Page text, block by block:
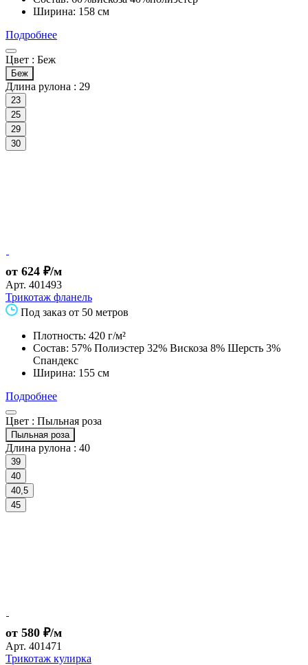
Ширина: 158 см
Подробнее
Цвет : Беж
Беж
Длина рулона : 29
23
25
29
30
от 624 ₽/м
Арт. 401493
Трикотаж фланель
Под заказ от 50 метров
Плотность: 420 г/м²
Состав: 57% Полиэстер 32% Вискоза 8% Шерсть 3%
Спандекс
Ширина: 155 см
Подробнее
Цвет : Пыльная роза
Пыльная роза
Длина рулона : 40
39
40
40,5
45
от 580 ₽/м
Арт. 401471
Трикотаж кулирка